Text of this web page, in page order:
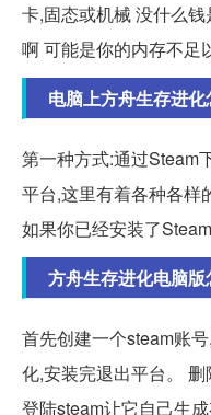
卡,固态或机械 没什么
啊 可能是你的内存不足
电脑上方舟生存进
第一种方式:通过Steam
平台,这里有着各种各样
如果你已经安装了
方舟生存进化电脑
首先创建一个steam账
化,安装完退出平台。
登陆steam让它自己生